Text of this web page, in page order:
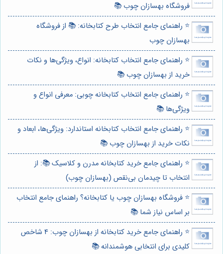
فروشگاه بهسازان چوب 📚
⭐️ راهنمای جامع انتخاب طرح کتابخانه: 📚 از فروشگاه
بهسازان چوب
⭐️ راهنمای جامع انتخاب کتابخانه: انواع، ویژگی‌ها و نکات
خرید از بهسازان چوب 📚
⭐️ راهنمای جامع انتخاب کتابخانه چوبی: معرفی انواع و
ویژگی‌ها 📚
⭐️ راهنمای جامع انتخاب کتابخانه استاندارد: ویژگی‌ها، ابعاد و
نکات خرید از بهسازان چوب 📚
⭐️ راهنمای جامع خرید کتابخانه مدرن و کلاسیک 📚: از
انتخاب تا چیدمان بی‌نقص (بهسازان چوب)
⭐️ فروشگاه بهسازان چوب یا کتابخانه؟ راهنمای جامع انتخاب
بر اساس نیاز شما 📚
⭐️ راهنمای جامع خرید کتابخانه از بهسازان چوب: 4 شاخص
کلیدی برای انتخابی هوشمندانه 📚